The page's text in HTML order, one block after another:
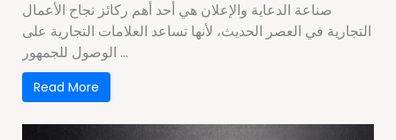
صناعة الدعاية والإعلان هي أحد أهم ركائز نجاح الأعمال
التجارية في العصر الحديث، لأنها تساعد العلامات التجارية على
الوصول للجمهور ...
Read More